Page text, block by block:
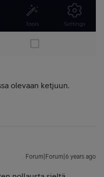
olevaan ketjuun.
Forum|Forum|6 years ago